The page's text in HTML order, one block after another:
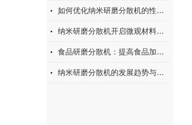
如何优化纳米研磨分散机的性能与效率
纳米研磨分散机开启微观材料处理新时代
食品研磨分散机：提高食品加工质量与效率的关键设备
纳米研磨分散机的发展趋势与创新应用